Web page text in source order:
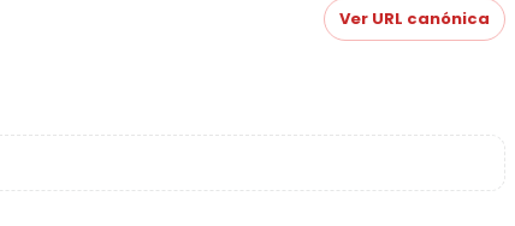
Ver URL canónica